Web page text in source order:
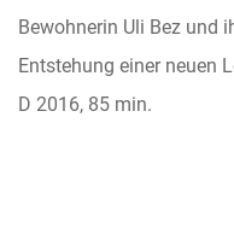
Bewohnerin Uli Bez und
Entstehung einer neuen
D 2016, 85 min.